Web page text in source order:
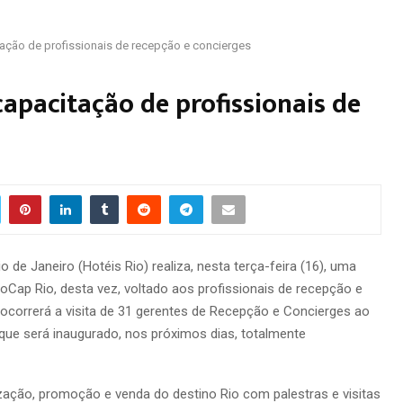
de profissionais de recepção e concierges
de profissionais de
de Janeiro (Hotéis Rio) realiza, nesta terça-feira (16), uma
Rio, desta vez, voltado aos profissionais de recepção e
a visita de 31 gerentes de Recepção e Concierges ao
será inaugurado, nos próximos dias, totalmente
promoção e venda do destino Rio com palestras e visitas